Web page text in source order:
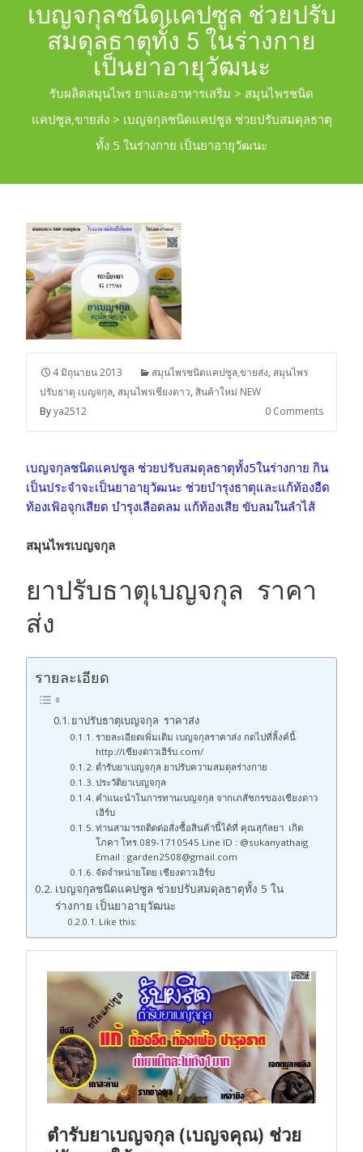
เบญจกุลชนิดแคปซูล ช่วยปรับ
สมดุลธาตุทั้ง 5 ในร่างกาย
เป็นยาอายุวัฒนะ
รับผลิตสมุนไพร ยาและอาหารเสริม > สมุนไพรชนิด
แคปซูล,ขายส่ง> เบญจกุลชนิดแคปซูล ช่วยปรับสมดุลธาตุ
ทั้ง 5 ในร่างกาย เป็นยาอายุวัฒนะ
4 มิถุนายน 2013 สมุนไพรชนิดแคปซูล,ขายส่ง, สมุนไพร
ปรับธาตุ เบญจกุล, สมุนไพรเชียงดาว, สินค้าใหม่ NEW
Byya2512 0 Comments
เบญจกุลชนิดแคปซูล ช่วยปรับสมดุลธาตุทั้ง5ในร่างกาย กิน
เป็นประจำจะเป็นยาอายุวัฒนะ ช่วยบำรุงธาตุและแก้ท้องอืด
ท้องเฟ้อจุกเสียด บำรุงเลือดลม แก้ท้องเสีย ขับลมในลำไส้
สมุนไพรเบญจกุล
ยาปรับธาตุเบญจกุล ราคา
ส่ง
รายละเอียด
ยาปรับธาตุเบญจกุล ราคาส่ง
รายละเอียดเพิ่มเติม เบญจกุลราคาส่ง กดไปที่ลิ้งค์นี้
http://เชียงดาวเฮิร์บ.com/
ตำรับยาเบญจกุล ยาปรับความสมดุลร่างกาย
ประวัติยาเบญจกุล
คำแนะนำในการทานเบญจกุล จากเภสัชกรของเชียงดาว
เฮิร์บ
ท่านสามารถติดต่อสั่งซื้อสินค้านี้ได้ที่ คุณสุกัลยา เกิด
โภคา โทร.089-1710545 Line ID : @sukanyathaig
Email : garden2508@gmail.com
จัดจำหน่ายโดย เชียงดาวเฮิร์บ
เบญจกุลชนิดแคปซูล ช่วยปรับสมดุลธาตุทั้ง 5 ใน
ร่างกาย เป็นยาอายุวัฒนะ
Like this: